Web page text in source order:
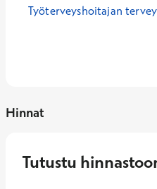
Työterveyshoitajan
Hinnat
Tutustu